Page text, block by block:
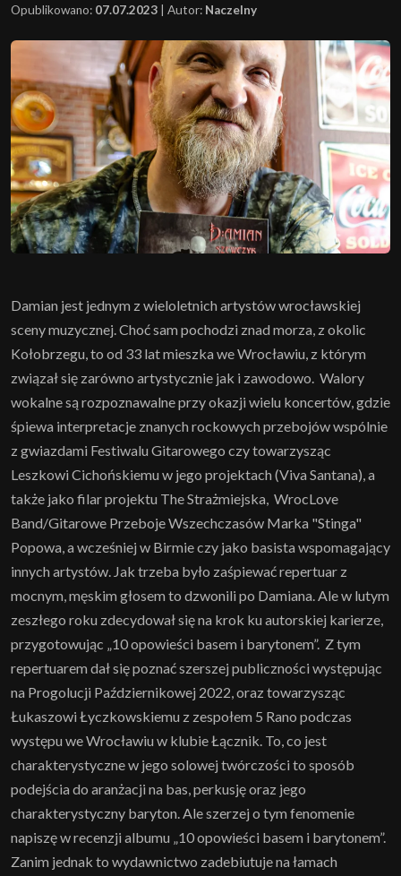
Opublikowano: 07.07.2023 Autor: Naczelny
Damian jest jednym z wieloletnich artystów wrocławskiej
sceny muzycznej. Choć sam pochodzi znad morza, z okolic
Kołobrzegu, to od 33 lat mieszka we Wrocławiu, z którym
związał się zarówno artystycznie jak i zawodowo. Walory
wokalne są rozpoznawalne przy okazji wielu koncertów, gdzie
śpiewa interpretacje znanych rockowych przebojów wspólnie
z gwiazdami Festiwalu Gitarowego czy towarzysząc
Leszkowi Cichońskiemu w jego projektach (Viva Santana), a
także jako filar projektu The Strażmiejska, WrocLove
Band/Gitarowe Przeboje Wszechczasów Marka "Stinga"
Popowa, a wcześniej w Birmie czy jako basista wspomagający
innych artystów. Jak trzeba było zaśpiewać repertuar z
mocnym, męskim głosem to dzwonili po Damiana. Ale w lutym
zeszłego roku zdecydował się na krok ku autorskiej karierze,
przygotowując „10 opowieści basem i barytonem”. Z tym
repertuarem dał się poznać szerszej publiczności występując
na Progolucji Październikowej 2022, oraz towarzysząc
Łukaszowi Łyczkowskiemu z zespołem 5 Rano podczas
występu we Wrocławiu w klubie Łącznik. To, co jest
charakterystyczne w jego solowej twórczości to sposób
podejścia do aranżacji na bas, perkusję oraz jego
charakterystyczny baryton. Ale szerzej o tym fenomenie
napiszę w recenzji albumu „10 opowieści basem i barytonem”.
Zanim jednak to wydawnictwo zadebiutuje na łamach